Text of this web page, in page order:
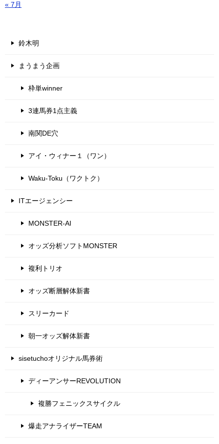
« 7月
鈴木明
まうまう企画
枠単winner
3連馬券1点主義
南関DE穴
アイ・ウィナー１（ワン）
Waku-Toku（ワクトク）
ITエージェンシー
MONSTER-AI
オッズ分析ソフトMONSTER
複利トリオ
オッズ断層解体新書
スリーカード
朝一オッズ解体新書
sisetuchoオリジナル馬券術
ディーアンサーREVOLUTION
複勝フェニックスサイクル
爆走アナライザーTEAM